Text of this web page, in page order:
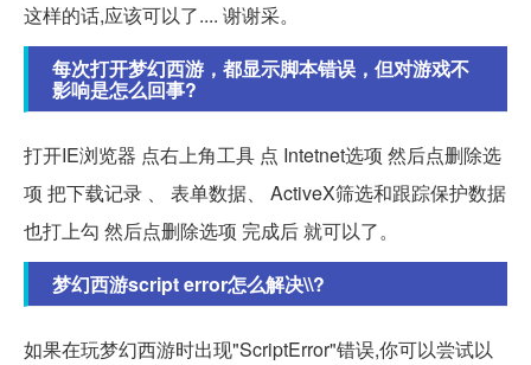
这样的话,应该可以了.... 谢谢采。
每次打开梦幻西游，都显示脚本错误，但对游戏不
影响是怎么回事?
打开IE浏览器 点右上角工具 点 Intetnet选项 然后点删除选
项 把下载记录 、 表单数据、 ActiveX筛选和跟踪保护数据
也打上勾 然后点删除选项 完成后 就可以了。
梦幻西游script error怎么解决\\?
如果在玩梦幻西游时出现"ScriptError"错误,你可以尝试以